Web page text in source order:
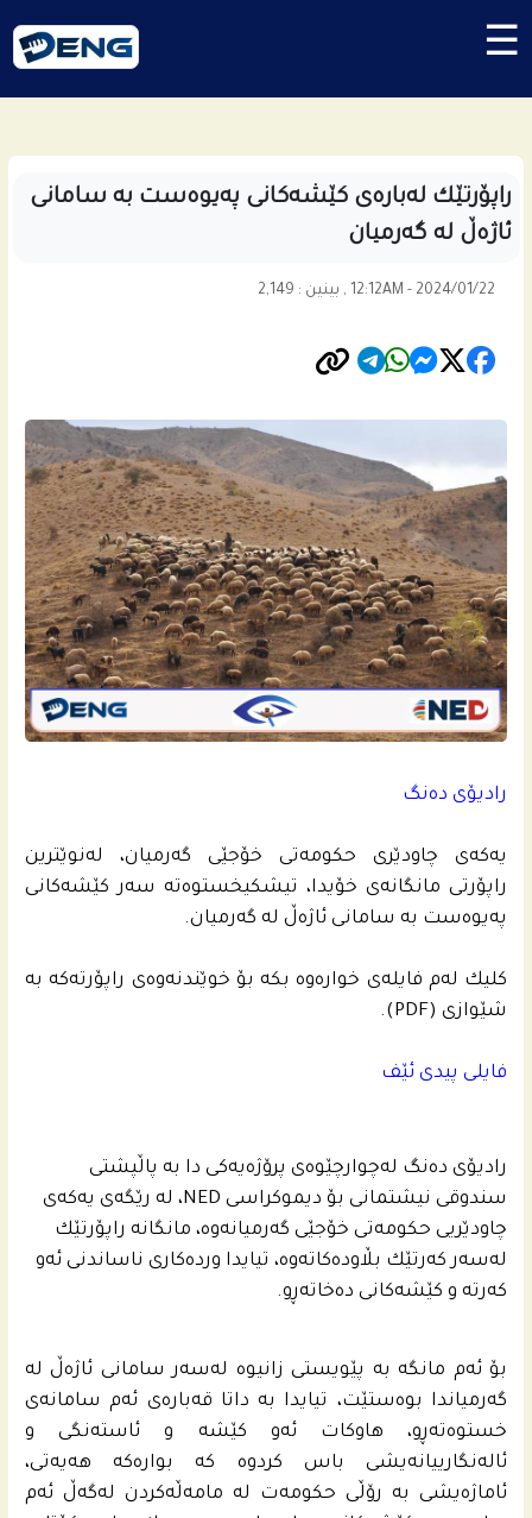
☰
راپۆرتێك له‌باره‌ى کێشەکانی پەیوەست بە سامانی
ئاژەڵ لە گەرمیان
12:12AM - 2024/01/22 , بینین : 2,149
رادیۆى ده‌نگ
یه‌كه‌ى چاودێری حكومه‌تى خۆجێی گه‌رمیان، له‌نوێترین
راپۆرتى مانگانه‌ى خۆیدا، تیشكیخستوه‌ته‌ سه‌ر کێشەکانی
پەیوەست بە سامانی ئاژەڵ لە گەرمیان.
كلیك لەم فایلەی خواره‌وه‌ بكه‌ بۆ خوێندنه‌وه‌ى راپۆرته‌کە به‌
شێوازى (PDF).
فایلی پیدی ئێف
رادیۆی ده‌نگ له‌چوارچێوه‌ى پرۆژه‌یه‌كى دا به‌ پاڵپشتى
سندوقی نیشتمانى بۆ دیموكراسی NED، له‌ رێگه‌ى یه‌كه‌ى
چاودێریی حكومه‌تى خۆجێی گه‌رمیانه‌وه‌، مانگانه‌ راپۆرتێك
له‌سه‌ر كه‌رتێك بڵاوده‌كاته‌وه‌، تیایدا ورده‌كاری ناساندنى ئه‌و
كه‌رته‌ و كێشه‌كانى ده‌خاته‌ڕو.
بۆ ئه‌م مانگه‌ به‌ پێویستی زانیوه‌ له‌سه‌ر سامانى ئاژه‌ڵ له‌
گه‌رمیاندا بوه‌ستێت، تیایدا به‌ داتا قه‌باره‌ى ئه‌م سامانه‌ى
خستوه‌ته‌ڕو، هاوكات ئه‌و كێشه‌ و ئاسته‌نگی و
ئاله‌نگارییانه‌یشی باس كردوه‌ كه‌ بواره‌كه‌ هه‌یه‌تى،
ئاماژه‌یشی به‌ رۆڵی حكومه‌ت له‌ مامه‌ڵه‌كردن له‌گه‌ڵ ئه‌م